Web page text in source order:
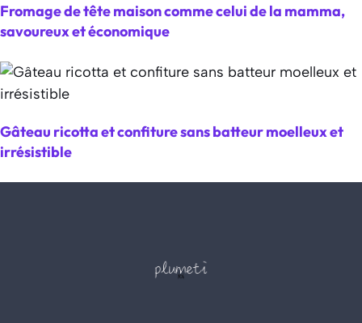
Fromage de tête maison comme celui de la mamma,
savoureux et économique
Gâteau ricotta et confiture sans batteur moelleux et
irrésistible